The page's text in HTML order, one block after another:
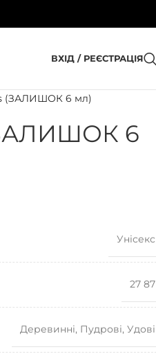
ВХІД / РЕЄСТРАЦІЯ
(ЗАЛИШОК 6 мл)
6
Унісекс
27 87
Деревинні, Пудрові, Удові